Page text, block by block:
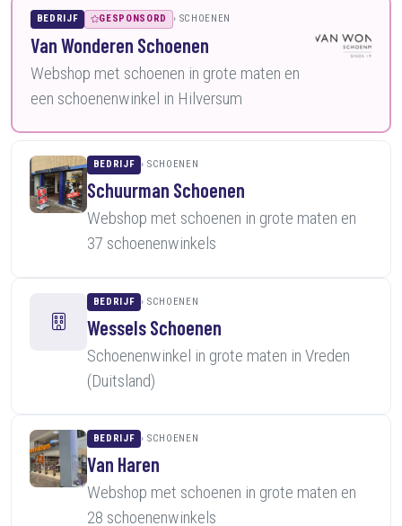
BEDRIJF GESPONSORD SCHOENEN
Van Wonderen Schoenen
Webshop met schoenen in grote maten en
een schoenenwinkel in Hilversum
BEDRIJF SCHOENEN
Schuurman Schoenen
Webshop met schoenen in grote maten en
37 schoenenwinkels
BEDRIJF SCHOENEN
Wessels Schoenen
Schoenenwinkel in grote maten in Vreden
(Duitsland)
BEDRIJF SCHOENEN
Van Haren
Webshop met schoenen in grote maten en
28 schoenenwinkels